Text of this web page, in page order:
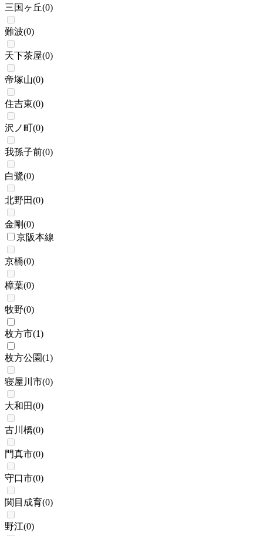
三国ヶ丘(0)
難波(0)
天下茶屋(0)
帝塚山(0)
住吉東(0)
沢ノ町(0)
我孫子前(0)
白鷺(0)
北野田(0)
金剛(0)
京阪本線
京橋(0)
樟葉(0)
牧野(0)
枚方市(1)
枚方公園(1)
寝屋川市(0)
大和田(0)
古川橋(0)
門真市(0)
守口市(0)
関目成育(0)
野江(0)